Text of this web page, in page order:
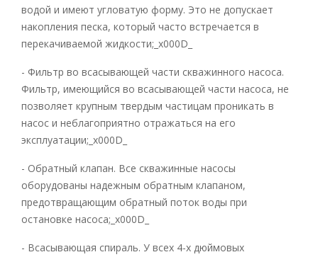
водой и имеют угловатую форму. Это не допускает
накопления песка, который часто встречается в
перекачиваемой жидкости;_x000D_
- Фильтр во всасывающей части скважинного насоса.
Фильтр, имеющийся во всасывающей части насоса, не
позволяет крупным твердым частицам проникать в
насос и неблагоприятно отражаться на его
эксплуатации;_x000D_
- Обратный клапан. Все скважинные насосы
оборудованы надежным обратным клапаном,
предотвращающим обратный поток воды при
остановке насоса;_x000D_
- Всасывающая спираль. У всех 4-х дюймовых